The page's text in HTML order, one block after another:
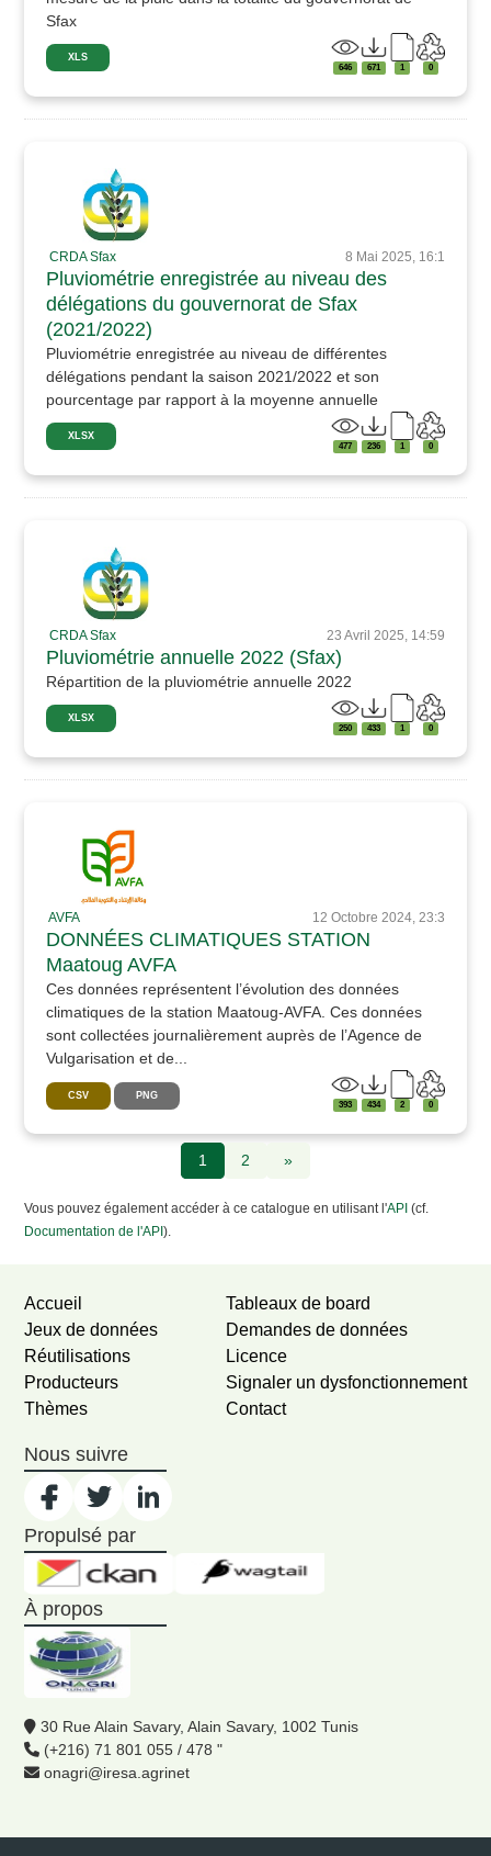
Sfax
XLS
646 671 1 0
CRDA Sfax 8 Mai 2025, 16:1
Pluviométrie enregistrée au niveau des
délégations du gouvernorat de Sfax
(2021/2022)
Pluviométrie enregistrée au niveau de différentes
délégations pendant la saison 2021/2022 et son
pourcentage par rapport à la moyenne annuelle
XLSX
477 236 1 0
CRDA Sfax 23 Avril 2025, 14:59
Pluviométrie annuelle 2022 (Sfax)
Répartition de la pluviométrie annuelle 2022
XLSX
250 433 1 0
AVFA 12 Octobre 2024, 23:3
DONNÉES CLIMATIQUES STATION
Maatoug AVFA
Ces données représentent l’évolution des données
climatiques de la station Maatoug-AVFA. Ces données
sont collectées journalièrement auprès de l’Agence de
Vulgarisation et de...
CSV PNG
393 434 2 0
1 2 »
Vous pouvez également accéder à ce catalogue en utilisant l'API (cf.
Documentation de l'API).
Accueil
Jeux de données
Réutilisations
Producteurs
Thèmes
Tableaux de board
Demandes de données
Licence
Signaler un dysfonctionnement
Contact
Nous suivre
Propulsé par
À propos
30 Rue Alain Savary, Alain Savary, 1002 Tunis
(+216) 71 801 055 / 478 "
onagri@iresa.agrinet